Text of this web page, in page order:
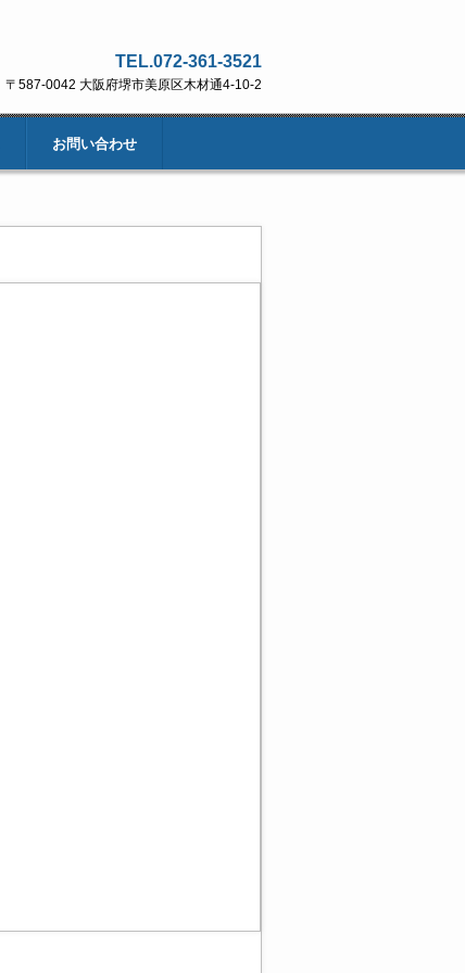
TEL.072-361-3521
〒587-0042 大阪府堺市美原区木材通4-10-2
お問い合わせ